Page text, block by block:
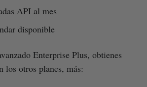
API al mes
disponible
Enterprise Plus, obtienes
otros planes, más: